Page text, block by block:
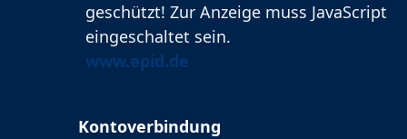
geschützt! Zur Anzeige muss JavaScript
eingeschaltet sein.
Webseite:
www.epid.de
Kontoverbindung